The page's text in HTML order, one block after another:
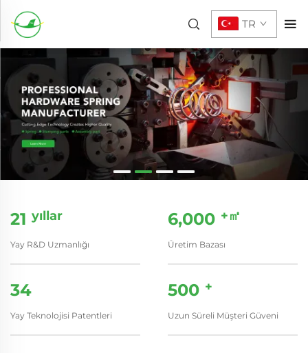
TR
21 yıllar
Yay R&D Uzmanlığı
6,000 +㎡
Üretim Bazası
34
Yay Teknolojisi Patentleri
500 +
Uzun Süreli Müşteri Güveni